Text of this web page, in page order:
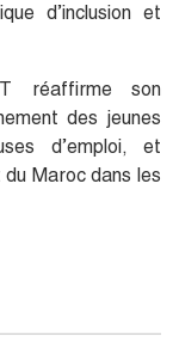
d’inclusion et
réaffirme son
des jeunes
d’emploi, et
Maroc dans les